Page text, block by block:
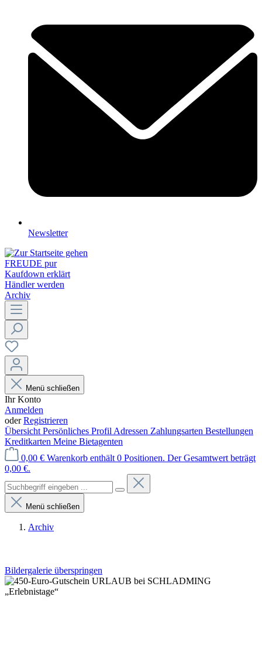
Newsletter
FREUDE pur
Kaufdown erklärt
Händler werden
Archiv
Menü schließen
Ihr Konto
Anmelden
oderRegistrieren
Übersicht Persönliches Profil Adressen Zahlungsarten Bestellungen
Kreditkarten Meine Bietagenten
0,00 € Warenkorb enthält 0 Positionen. Der Gesamtwert beträgt
0,00 €.
Menü schließen
Archiv
Bildergalerie überspringen